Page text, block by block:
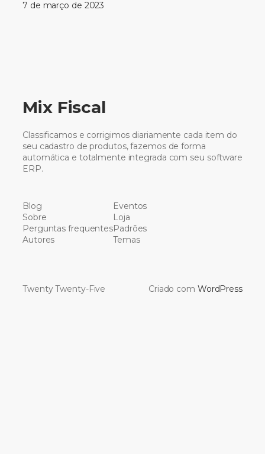
7 de março de 2023
Mix Fiscal
Classificamos e corrigimos diariamente cada item do
seu cadastro de produtos, fazemos de forma
automática e totalmente integrada com seu software
ERP.
Blog
Sobre
Perguntas frequentes
Autores
Eventos
Loja
Padrões
Temas
Twenty Twenty-Five Criado com WordPress